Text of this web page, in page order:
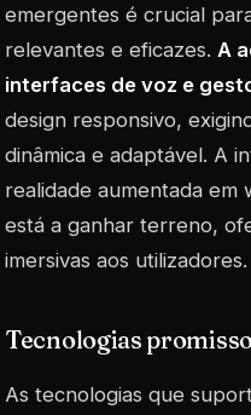
emergentes é crucial
relevantes e eficazes. A
interfaces de voz e
design responsivo,
dinâmica e adaptável. A
realidade aumentada em
está a ganhar terreno,
imersivas aos utilizadores.
Tecnologias
As tecnologias que